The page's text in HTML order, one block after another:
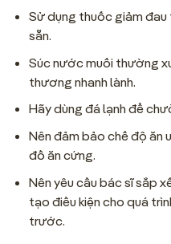
Sử dụng thuốc giảm
sẵn.
Súc nước muối thường
thương nhanh lành.
Hãy dùng đá lạnh để
Nên đảm bảo chế độ ăn
đồ ăn cứng.
Nên yêu cầu bác sĩ sắp
tạo điều kiện cho quá
trước.